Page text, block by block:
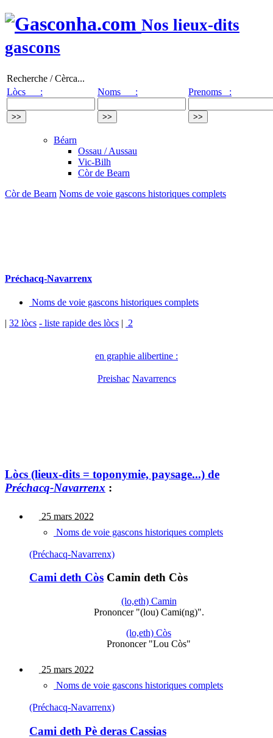
Nos lieux-dits
gascons
Recherche / Cèrca...
Lòcs :
Noms : Prenoms :
Béarn
Ossau / Aussau
Vic-Bilh
Còr de Bearn
Còr de Bearn Noms de voie gascons historiques complets
Préchacq-Navarrenx
Noms de voie gascons historiques complets
| 32 lòcs - liste rapide des lòcs | 2
en graphie alibertine :
Preishac Navarrencs
Lòcs (lieux-dits = toponymie, paysage...) de
Préchacq-Navarrenx :
25 mars 2022
Noms de voie gascons historiques complets
(Préchacq-Navarrenx)
Cami deth Còs Camin deth Còs
(lo,eth) Camin
Prononcer "(lou) Cami(ng)".
(lo,eth) Còs
Prononcer "Lou Còs"
25 mars 2022
Noms de voie gascons historiques complets
(Préchacq-Navarrenx)
Cami deth Pè deras Cassias